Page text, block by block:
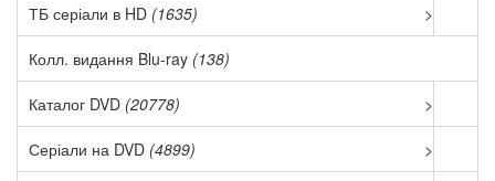
ТБ серіали в HD (1635) >
Колл. видання Blu-ray (138)
Каталог DVD (20778) >
Серіали на DVD (4899) >